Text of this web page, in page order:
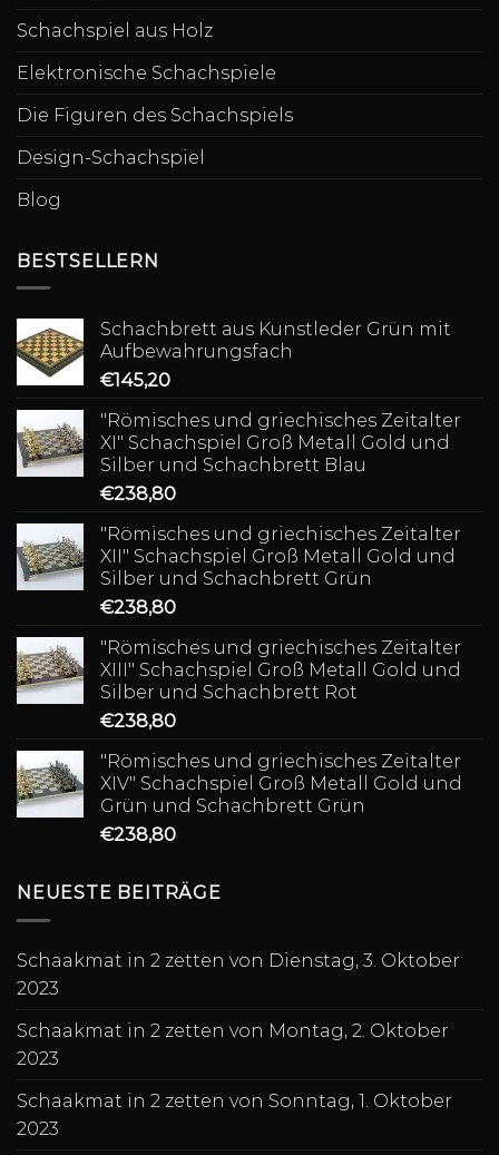
Schachspiel aus Holz
Elektronische Schachspiele
Die Figuren des Schachspiels
Design-Schachspiel
Blog
BESTSELLERN
Schachbrett aus Kunstleder Grün mit
Aufbewahrungsfach
€145,20
"Römisches und griechisches Zeitalter
XI" Schachspiel Groß Metall Gold und
Silber und Schachbrett Blau
€238,80
"Römisches und griechisches Zeitalter
XII" Schachspiel Groß Metall Gold und
Silber und Schachbrett Grün
€238,80
"Römisches und griechisches Zeitalter
XIII" Schachspiel Groß Metall Gold und
Silber und Schachbrett Rot
€238,80
"Römisches und griechisches Zeitalter
XIV" Schachspiel Groß Metall Gold und
Grün und Schachbrett Grün
€238,80
NEUESTE BEITRÄGE
Schaakmat in 2 zetten von Dienstag, 3. Oktober
2023
Schaakmat in 2 zetten von Montag, 2. Oktober
2023
Schaakmat in 2 zetten von Sonntag, 1. Oktober
2023